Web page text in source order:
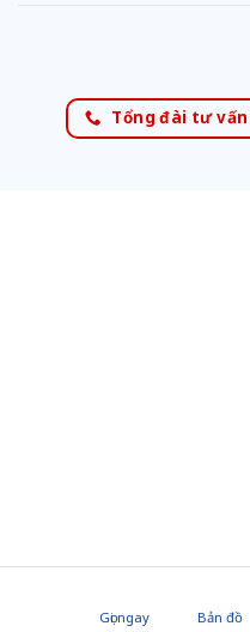
Tổng đài tư vấn
Gọi ngay Bản đồ